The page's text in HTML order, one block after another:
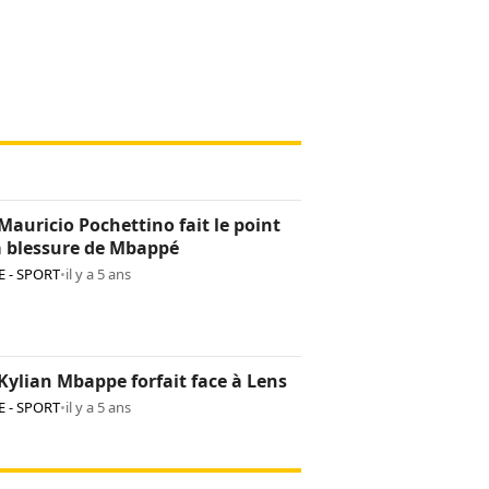
Mauricio Pochettino fait le point
blessure de Mbappé
- SPORT•il y a 5 ans
Mbappe forfait face à Lens
- SPORT•il y a 5 ans